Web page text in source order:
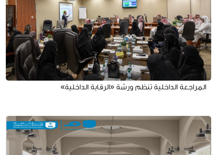
المراجعة الداخلية تنظم ورشة «الرقابة الداخلية»